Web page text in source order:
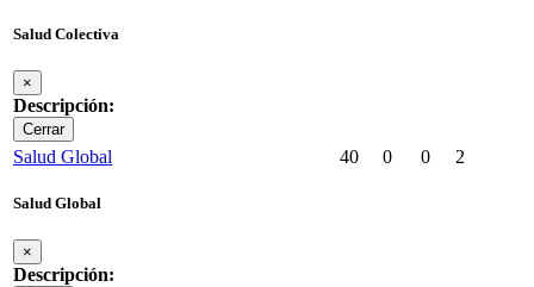
Salud Colectiva
×
Descripción:
Cerrar
Salud Global
Salud Global
×
Descripción:
40 0 0 2